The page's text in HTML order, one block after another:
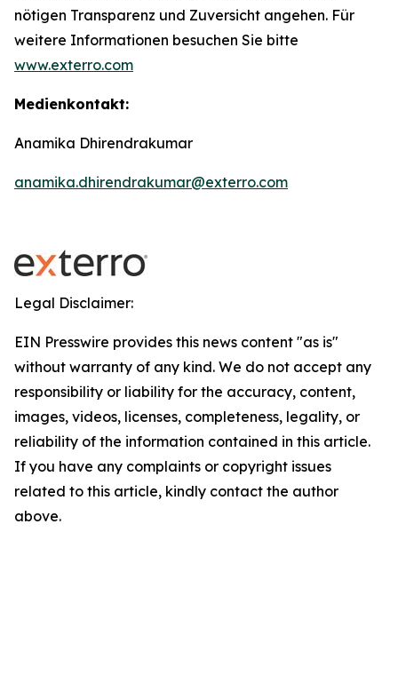
nötigen Transparenz und Zuversicht angehen. Für
weitere Informationen besuchen Sie bitte
www.exterro.com
Medienkontakt:
Anamika Dhirendrakumar
anamika.dhirendrakumar@exterro.com
Legal Disclaimer:
EIN Presswire provides this news content "as is"
without warranty of any kind. We do not accept any
responsibility or liability for the accuracy, content,
images, videos, licenses, completeness, legality, or
reliability of the information contained in this article.
If you have any complaints or copyright issues
related to this article, kindly contact the author
above.